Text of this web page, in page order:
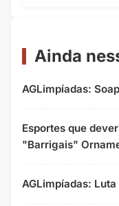
Ainda
AGLimpíadas:
Esportes que
"Barrigais"
AGLimpíadas: Luta